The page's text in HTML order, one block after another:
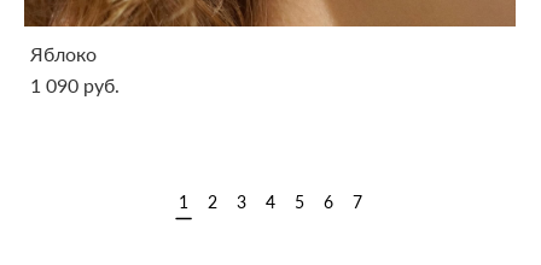
Яблоко
1 090 pуб.
1 2 3 4 5 6 7